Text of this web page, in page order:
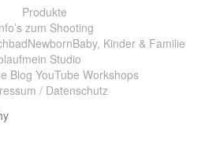
Produkte
zum Shooting
NewbornBaby, Kinder & Familie
mein Studio
Blog YouTube Workshops
/ Datenschutz